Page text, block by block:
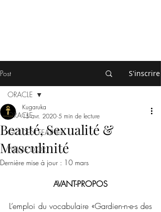
Post S'inscrire
ORACLE
GOLDEN FEATHER
PLUME D'OR
ORACLE
Beauté, Sexualité &
Masculinité
Kugaruka
15 avr. 2020 5 min de lecture
Dernière mise à jour : 10 mars
AVANT-PROPOS
L’emploi du vocabulaire «Gardien-n-e-s des